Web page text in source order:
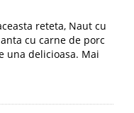
reteta, Naut cu
cu carne de porc
una delicioasa. Mai